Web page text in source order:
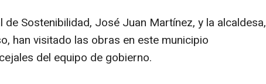
de Sostenibilidad, José Juan Martínez, y la alcaldesa,
han visitado las obras en este municipio
del equipo de gobierno.